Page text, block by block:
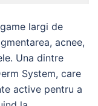
largi de
acnee,
Una dintre
System, care
active pentru a